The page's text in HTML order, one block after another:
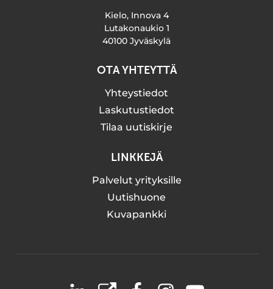
Kielo, Innova 4
Lutakonaukio 1
40100 Jyväskylä
OTA YHTEYTTÄ
Yhteystiedot
Laskutustiedot
Tilaa uutiskirje
LINKKEJÄ
Palvelut yrityksille
Uutishuone
Kuvapankki